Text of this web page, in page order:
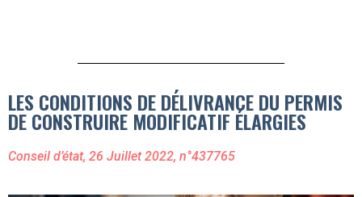
LES CONDITIONS DE DÉLIVRANCE DU PERMIS
DE CONSTRUIRE MODIFICATIF ÉLARGIES
Conseil d’état, 26 Juillet 2022, n°437765